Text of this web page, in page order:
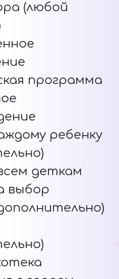
(любой
программа
ребенку
деткам
выбор